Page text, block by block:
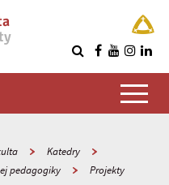
Katedry
pedagogiky
Projekty